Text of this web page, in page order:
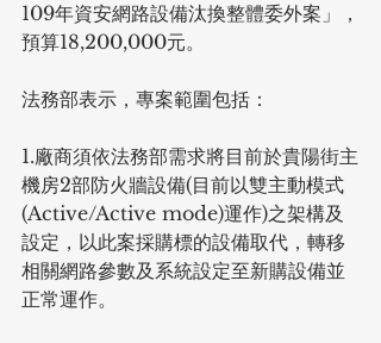
109年資安網路設備汰換整體委外案」，
預算18,200,000元。
法務部表示，專案範圍包括：
1.廠商須依法務部需求將目前於貴陽街主
機房2部防火牆設備(目前以雙主動模式
(Active/Active mode)運作)之架構及
設定，以此案採購標的設備取代，轉移
相關網路參數及系統設定至新購設備並
正常運作。